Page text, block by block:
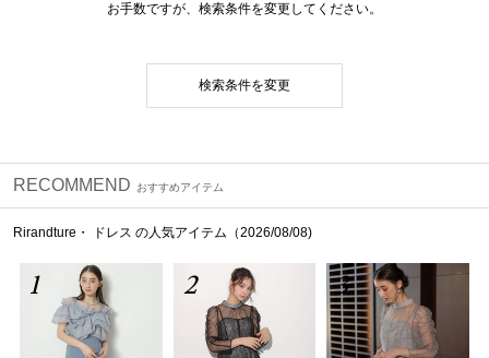
お手数ですが、検索条件を変更してください。
検索条件を変更
RECOMMEND おすすめアイテム
Rirandture・ ドレス の人気アイテム（2026/08/08)
1 2 3